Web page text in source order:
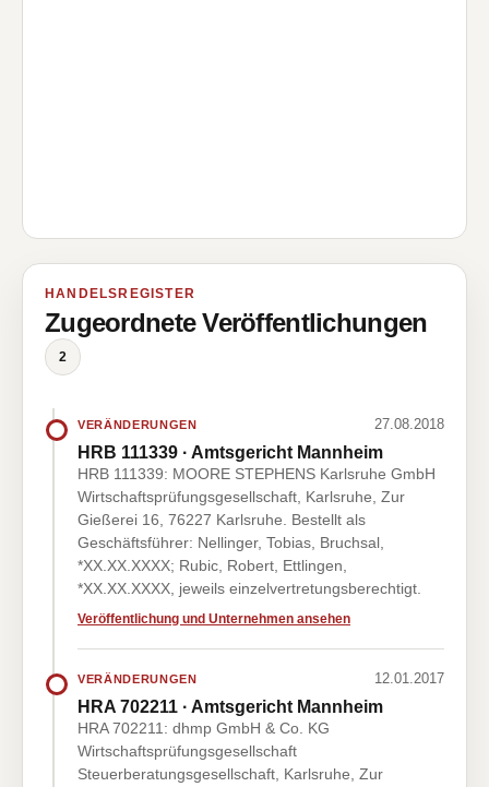
HANDELSREGISTER
Zugeordnete Veröffentlichungen
2
VERÄNDERUNGEN 27.08.2018
HRB 111339 · Amtsgericht Mannheim
HRB 111339: MOORE STEPHENS Karlsruhe GmbH
Wirtschaftsprüfungsgesellschaft, Karlsruhe, Zur
Gießerei 16, 76227 Karlsruhe. Bestellt als
Geschäftsführer: Nellinger, Tobias, Bruchsal,
*XX.XX.XXXX; Rubic, Robert, Ettlingen,
*XX.XX.XXXX, jeweils einzelvertretungsberechtigt.
Veröffentlichung und Unternehmen ansehen
VERÄNDERUNGEN 12.01.2017
HRA 702211 · Amtsgericht Mannheim
HRA 702211: dhmp GmbH & Co. KG
Wirtschaftsprüfungsgesellschaft
Steuerberatungsgesellschaft, Karlsruhe, Zur